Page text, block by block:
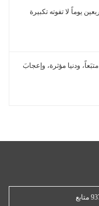
يوماً لا تفوته تكبيرة
ودنيا مؤثرة، وإعجابَ
متابع